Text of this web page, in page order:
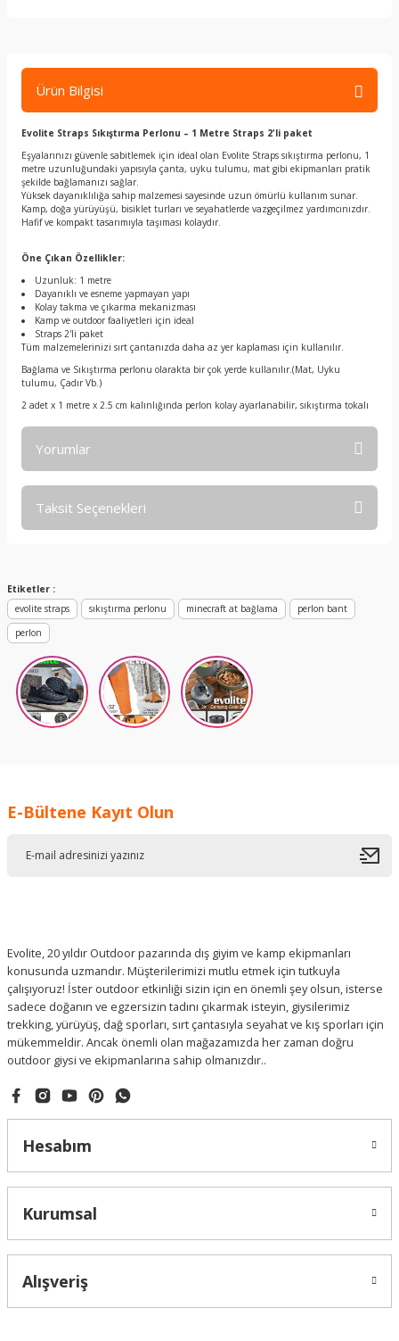
Ürün Bilgisi
Evolite Straps Sıkıştırma Perlonu – 1 Metre Straps 2'li paket
Eşyalarınızı güvenle sabitlemek için ideal olan Evolite Straps sıkıştırma perlonu, 1
metre uzunluğundaki yapısıyla çanta, uyku tulumu, mat gibi ekipmanları pratik
şekilde bağlamanızı sağlar.
Yüksek dayanıklılığa sahip malzemesi sayesinde uzun ömürlü kullanım sunar.
Kamp, doğa yürüyüşü, bisiklet turları ve seyahatlerde vazgeçilmez yardımcınızdır.
Hafif ve kompakt tasarımıyla taşıması kolaydır.
Öne Çıkan Özellikler:
Uzunluk: 1 metre
Dayanıklı ve esneme yapmayan yapı
Kolay takma ve çıkarma mekanizması
Kamp ve outdoor faaliyetleri için ideal
Straps 2'li paket
Tüm malzemelerinizi sırt çantanızda daha az yer kaplaması için kullanılır.
Bağlama ve Sıkıştırma perlonu olarakta bir çok yerde kullanılır.(Mat, Uyku
tulumu, Çadır Vb.)
2 adet x 1 metre x 2.5 cm kalınlığında perlon kolay ayarlanabilir, sıkıştırma tokalı
Yorumlar
Taksit Seçenekleri
Etiketler :
evolite straps
sıkıştırma perlonu minecraft at bağlama
perlon bant
perlon
E-Bültene Kayıt Olun
Evolite, 20 yıldır Outdoor pazarında dış giyim ve kamp ekipmanları
konusunda uzmandır. Müşterilerimizi mutlu etmek için tutkuyla
çalışıyoruz! İster outdoor etkinliği sizin için en önemli şey olsun, isterse
sadece doğanın ve egzersizin tadını çıkarmak isteyin, giysilerimiz
trekking, yürüyüş, dağ sporları, sırt çantasıyla seyahat ve kış sporları için
mükemmeldir. Ancak önemli olan mağazamızda her zaman doğru
outdoor giysi ve ekipmanlarına sahip olmanızdır..
Hesabım
Kurumsal
Alışveriş